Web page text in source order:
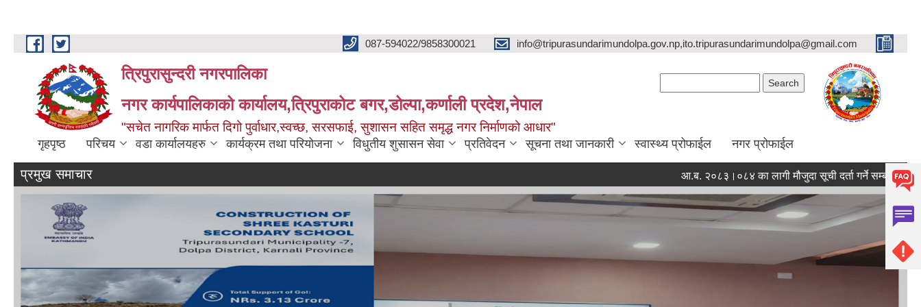
Skip to main content 087-594022/9858300021 info@tripurasundarimundolpa.gov.np,ito.tripurasundarimundolpa@gmail.com
त्रिपुरासुन्दरी नगरपालिका
नगर कार्यपालिकाको कार्यालय,त्रिपुराकोट बगर,डोल्पा,कर्णाली प्रदेश,नेपाल
"सचेत नागरिक मार्फत दिगो पुर्वाधार,स्वच्छ, सरसफाई, सुशासन सहित समृद्ध नगर निर्माणको आधार"
गृहपृष्ठ परिचय वडा कार्यालयहरु कार्यक्रम तथा परियोजना विधुतीय शुसासन सेवा प्रतिवेदन सूचना तथा जानकारी स्वास्थ्य प्रोफाईल नगर प्रोफाईल
प्रमुख समाचार आ.ब. २०८३।०८४ का लागी मौजुदा सूची दर्ता गर्ने सम्बन्धी सूचना ।